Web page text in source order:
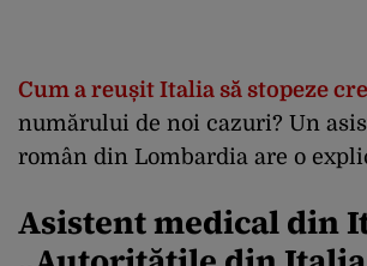
Cum a reușit Italia să stopeze
numărului de noi cazuri? Un
român din Lombardia are o
Asistent medical din